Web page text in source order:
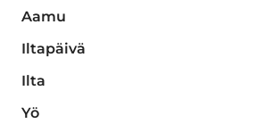
Aamu
Iltapäivä
Ilta
Yö